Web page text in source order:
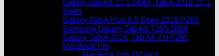
Galaxy Tab A6 10.1 Spen, Tab A 2016 10.1
Spen
Galaxy Tab A Plus 8.0 Spen 2019 P205
Samsung Galaxy Tab A8 T295 2019
Galaxy Tab A 2016, Tab A6 7.0 T285
MacBook Pro